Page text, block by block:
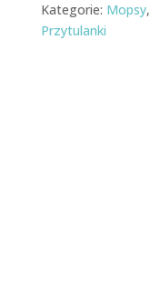
Kategorie: Mopsy,
Przytulanki